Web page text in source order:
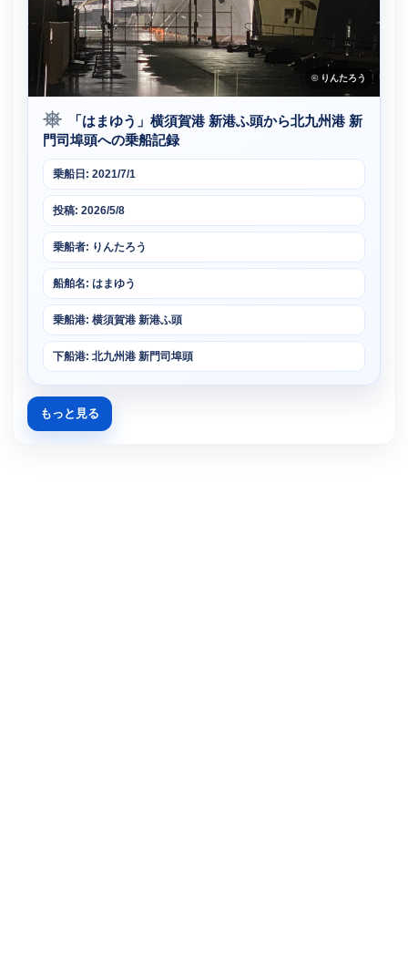
© りんたろう
「はまゆう」横須賀港 新港ふ頭から北九州港 新
門司埠頭への乗船記録
乗船日: 2021/7/1
投稿: 2026/5/8
乗船者: りんたろう
船舶名: はまゆう
乗船港: 横須賀港 新港ふ頭
下船港: 北九州港 新門司埠頭
もっと見る